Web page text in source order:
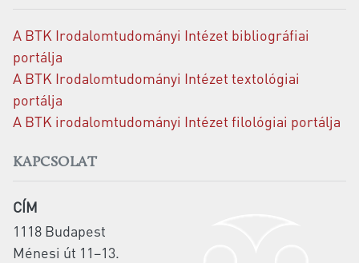
A BTK Irodalomtudományi Intézet bibliográfiai
portálja
A BTK Irodalomtudományi Intézet textológiai
portálja
A BTK irodalomtudományi Intézet filológiai portálja
KAPCSOLAT
CÍM
1118 Budapest
Ménesi út 11–13.